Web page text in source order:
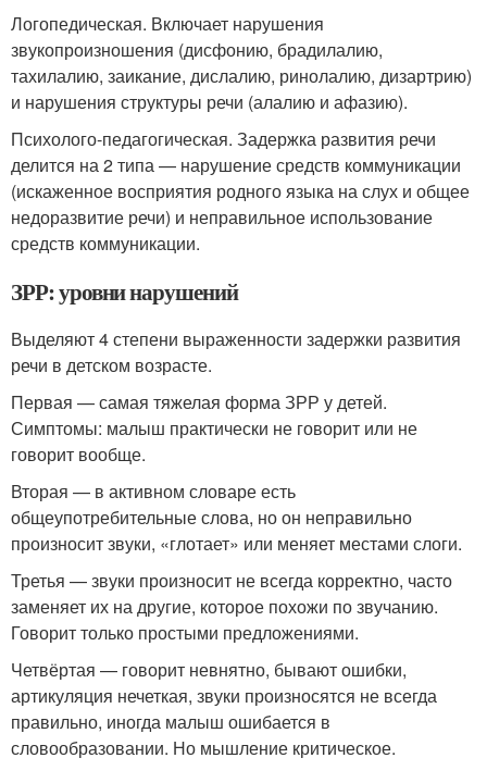
Логопедическая. Включает нарушения
звукопроизношения (дисфонию, брадилалию,
тахилалию, заикание, дислалию, ринолалию, дизартрию)
и нарушения структуры речи (алалию и афазию).
Психолого-педагогическая. Задержка развития речи
делится на 2 типа — нарушение средств коммуникации
(искаженное восприятия родного языка на слух и общее
недоразвитие речи) и неправильное использование
средств коммуникации.
ЗРР: уровни нарушений
Выделяют 4 степени выраженности задержки развития
речи в детском возрасте.
Первая — самая тяжелая форма ЗРР у детей.
Симптомы: малыш практически не говорит или не
говорит вообще.
Вторая — в активном словаре есть
общеупотребительные слова, но он неправильно
произносит звуки, «глотает» или меняет местами слоги.
Третья — звуки произносит не всегда корректно, часто
заменяет их на другие, которое похожи по звучанию.
Говорит только простыми предложениями.
Четвёртая — говорит невнятно, бывают ошибки,
артикуляция нечеткая, звуки произносятся не всегда
правильно, иногда малыш ошибается в
словообразовании. Но мышление критическое.